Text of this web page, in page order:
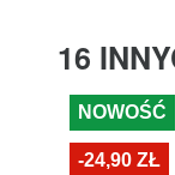
16
NOWOŚĆ
-24,90 ZŁ